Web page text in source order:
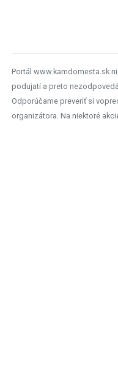
Portál www.kamdomesta.sk
podujatí a preto
Odporúčame preveriť si
organizátora. Na niektoré